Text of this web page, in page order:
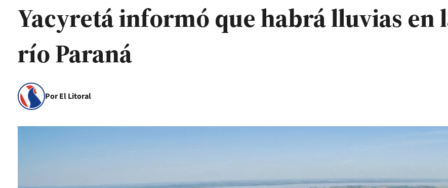
Yacyretá informó que habrá lluvias en
río Paraná
Por El Litoral